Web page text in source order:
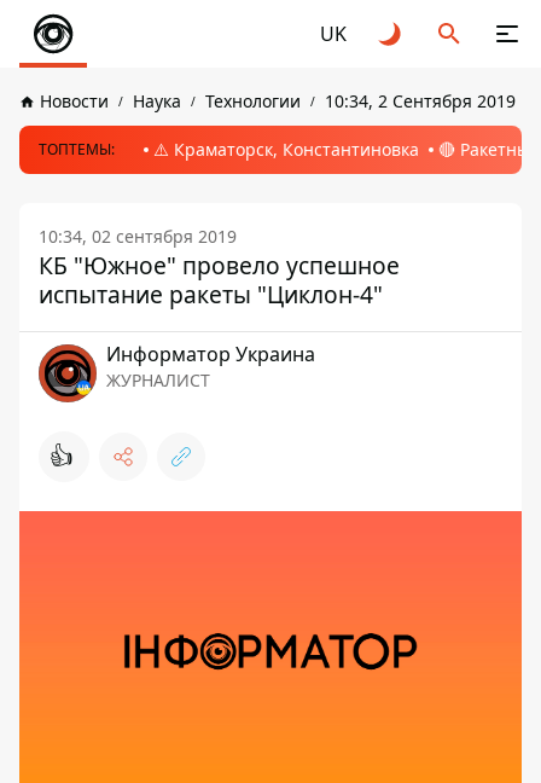
UK
Новости Наука Технологии 10:34, 2 Сентября 2019
ТОПТЕМЫ: ⚠️ Краматорск, Константиновка 🔴
10:34, 02 сентября 2019
КБ "Южное" провело успешное
испытание ракеты "Циклон-4"
Информатор Украина
ЖУРНАЛИСТ
👍